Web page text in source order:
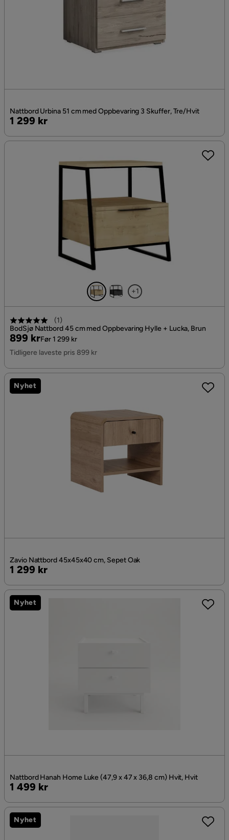
Nattbord Urbina 51 cm med Oppbevaring 3 Skuffer, Tre/Hvit
Pris
1 299 kr
+1
(1)
BodSjø Nattbord 45 cm med Oppbevaring Hylle + Lucka, Brun
Pris
899 kr
Original
Pris
Før 1 299 kr
Tidligere laveste pris 899 kr
Zavio Nattbord 45x45x40 cm, Sepet Oak
Pris
1 299 kr
Nyhet
Nattbord Hanah Home Luke (47,9 x 47 x 36,8 cm) Hvit, Hvit
Pris
1 499 kr
Nyhet
Nyhet